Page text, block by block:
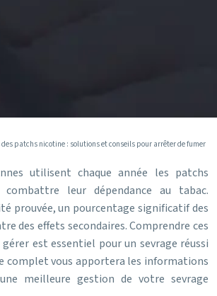
patchs nicotine : solutions et conseils pour arrêter de fumer
utilisent chaque année les patchs
combattre leur dépendance au tabac.
prouvée, un pourcentage significatif des
des effets secondaires. Comprendre ces
est essentiel pour un sevrage réussi
complet vous apportera les informations
meilleure gestion de votre sevrage